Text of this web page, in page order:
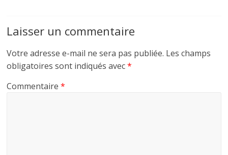
Laisser un commentaire
Votre adresse e-mail ne sera pas publiée. Les champs
obligatoires sont indiqués avec*
Commentaire*